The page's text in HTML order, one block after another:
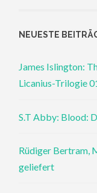
NEUESTE
James Islington:
Licanius-Trilogie
S.T Abby: Blood:
Rüdiger Bertram,
geliefert